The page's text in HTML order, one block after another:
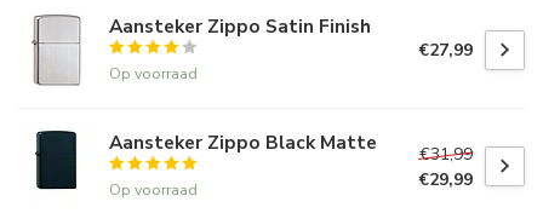
Aansteker Zippo Satin Finish
Op voorraad
€27,99
Aansteker Zippo Black Matte
Op voorraad
€31,99
€29,99